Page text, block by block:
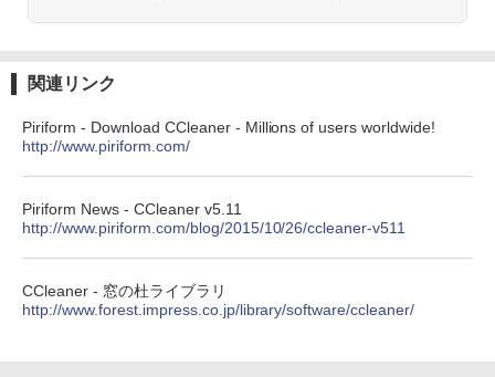
ージ、防水、7インチカラーディスプレ
イ、色調調節ライト、最大8週間持続バッ
￥39,980
New Amazon Kindle Scribe Colorsoft |
11インチカラーディスプレイ、64GBスト
関連リンク
Piriform - Download CCleaner - Millions of users worldwide!
http://www.piriform.com/
Piriform News - CCleaner v5.11
http://www.piriform.com/blog/2015/10/26/ccleaner-v511
CCleaner - 窓の杜ライブラリ
http://www.forest.impress.co.jp/library/software/ccleaner/